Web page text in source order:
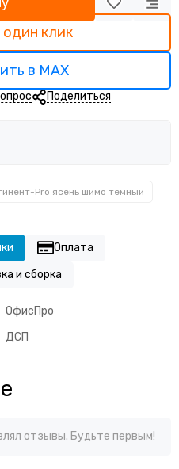
один клик
в MAX
Поделиться
Pro ясень шимо темный
Оплата
и сборка
ОфисПро
ДСП
отзывы. Будьте первым!